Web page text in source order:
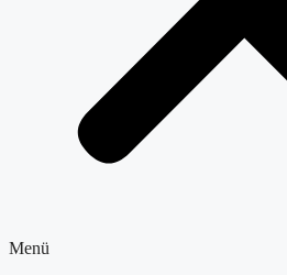
Menü